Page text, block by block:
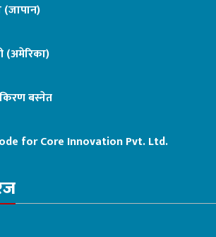
(जापान)
बस्नेत
for Core Innovation Pvt. Ltd.